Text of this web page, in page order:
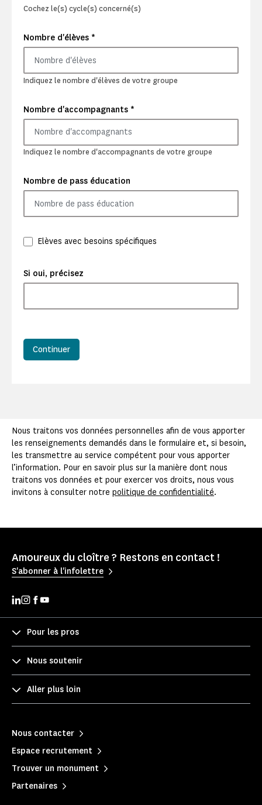
Cochez le(s) cycle(s) concerné(s)
Nombre d'élèves *
Indiquez le nombre d'élèves de votre groupe
Nombre d'accompagnants *
Indiquez le nombre d'accompagnants de votre groupe
Nombre de pass éducation
Elèves avec besoins spécifiques
Si oui, précisez
Continuer
Nous traitons vos données personnelles afin de vous apporter
les renseignements demandés dans le formulaire et, si besoin,
les transmettre au service compétent pour vous apporter
l’information. Pour en savoir plus sur la manière dont nous
traitons vos données et pour exercer vos droits, nous vous
invitons à consulter notre politique de confidentialité.
Amoureux du cloître ? Restons en contact !
S'abonner à l'infolettre
Pour les pros
Nous soutenir
Aller plus loin
Nous contacter
Espace recrutement
Trouver un monument
Partenaires